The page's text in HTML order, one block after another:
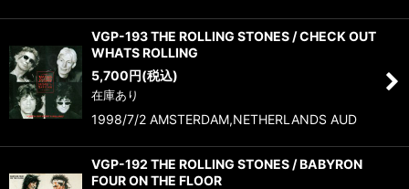
VGP-193 THE ROLLING STONES / CHECK OUT
WHATS ROLLING
5,700円(税込)
在庫あり
1998/7/2 AMSTERDAM,NETHERLANDS AUD
VGP-192 THE ROLLING STONES / BABYRON
FOUR ON THE FLOOR